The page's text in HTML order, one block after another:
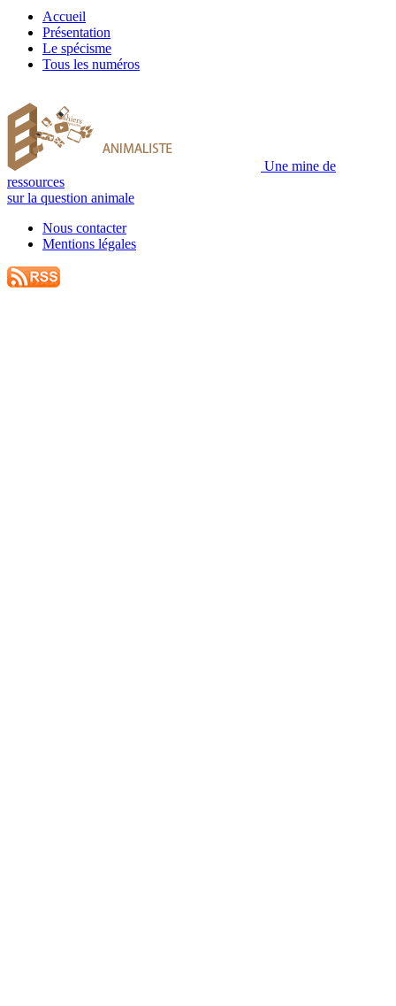
Accueil
Présentation
Le spécisme
Tous les numéros
Une mine de
ressources
sur la question animale
Nous contacter
Mentions légales